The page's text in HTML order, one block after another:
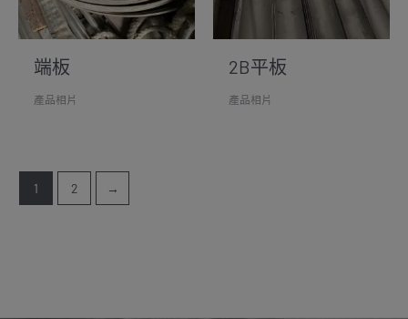
端板
產品相片
2B平板
產品相片
1 2 →